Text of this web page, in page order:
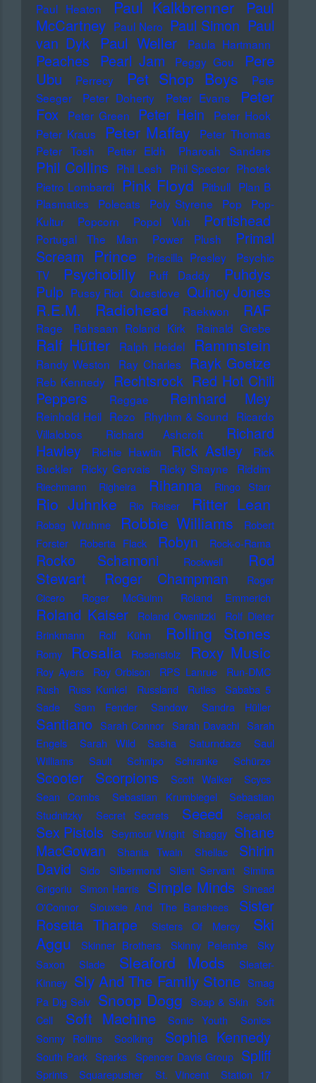
Paul Heaton Paul Kalkbrenner
Paul
McCartney Paul Nero Paul Simon Paul
van Dyk Paul Weller Paula Hartmann
Peaches Pearl Jam Peggy Gou
Pere
Ubu
Perrecy Pet Shop Boys
Pete
Seeger
Peter Doherty Peter Evans
Peter
Fox
Peter Green Peter Hein
Peter Hook
Peter Kraus
Peter Maffay
Peter Thomas
Peter Tosh
Petter Eldh Pharoah Sanders
Phil Collins Phil Lesh Phil Spector Photek
Pietro Lombardi
Pink Floyd Pitbull Plan B
Plasmatics
Polecats Poly Styrene Pop
Pop-
Kultur
Popcorn Popol Vuh Portishead
Portugal The Man Power Plush
Primal
Scream
Prince Priscilla Presley
Psychic
TV
Psychobilly Puff Daddy
Puhdys
Pulp Pussy Riot Questlove Quincy Jones
R.E.M. Radiohead Raekwon RAF
Rage Rahsaan Roland Kirk Rainald Grebe
Ralf Hütter Ralph Heidel Rammstein
Randy Weston Ray Charles Rayk Goetze
Reb Kennedy Rechtsrock Red Hot Chili
Peppers
Reggae Reinhard Mey
Reinhold Heil Rezo Rhythm & Sound Ricardo
Villalobos
Richard Ashcroft
Richard
Hawley
Richie Hawtin Rick Astley
Rick
Buckler
Ricky Gervais Ricky Shayne Riddim
Riechmann Righeira Rihanna Ringo Starr
Rio Juhnke Rio Reiser Ritter Lean
Robag Wruhme Robbie Williams
Robert
Forster
Roberta Flack Robyn Rock-o-Rama
Rocko Schamoni Rockwell
Rod
Stewart
Roger Champman
Roger
Cicero
Roger McGuinn Roland Emmerich
Roland Kaiser Roland Owsnitzki
Rolf Dieter
Brinkmann
Rolf Kühn Rolling Stones
Romy Rosalia Rosenstolz Roxy Music
Roy Ayers Roy Orbison RPS Lanrue
Run-DMC
Rush
Russ Kunkel Russland Rutles
Sababa 5
Sade
Sam Fender Sandow Sandra Hüller
Santiano Sarah Connor Sarah Davachi Sarah
Engels
Sarah Wild Sasha Saturndaze
Saul
Williams
Sault Schnipo Schranke Schürze
Scooter Scorpions Scott Walker
Scycs
Sean Combs
Sebastian Krumbiegel
Sebastian
Studnitzky
Secret Secrets Seeed Sepalot
Sex Pistols Seymour Wright Shaggy Shane
MacGowan
Shania Twain Shellac
Shirin
David
Sido Silbermond Silent Servant Simina
Grigoriu Simon Harris Simple Minds Sinead
O'Connor
Siouxsie And The Banshees
Sister
Rosetta Tharpe
Sisters Of Mercy
Ski
Aggu
Skinner Brothers Skinny Pelembe
Sky
Saxon
Slade Sleaford Mods
Sleater-
Kinney Sly And The Family Stone Smag
Pa Dig Selv Snoop Dogg Soap & Skin Soft
Cell
Soft Machine Sonic Youth
Sonics
Sonny Rollins
Soolking Sophia Kennedy
South Park Sparks Spencer Davis Group Spliff
Sprints Squarepusher St. Vincent
Station 17